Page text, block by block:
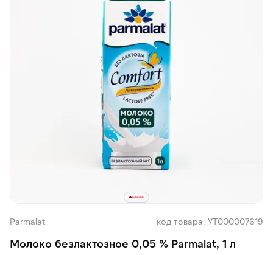
Parmalat код товара: УТ000007619
Молоко безлактозное 0,05 % Parmalat, 1 л